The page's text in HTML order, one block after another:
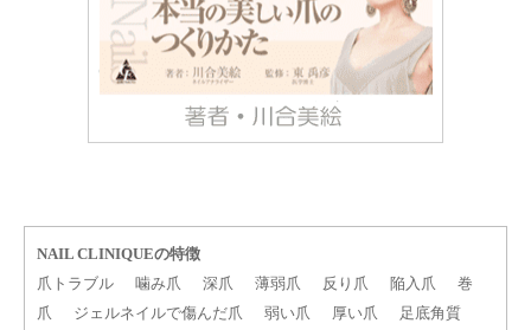
NAIL CLINIQUEの特徴
爪トラブル
噛み爪 深爪 薄弱爪 反り爪 陥入爪
巻
爪
ジェルネイルで傷んだ爪 弱い爪 厚い爪
足底角質